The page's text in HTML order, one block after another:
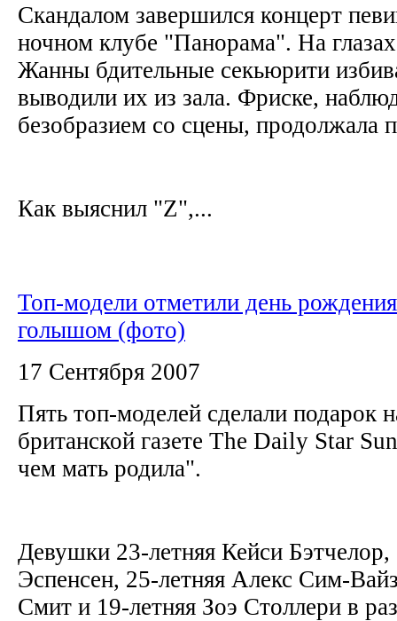
Скандалом завершился концерт
ночном клубе "Панорама". На
Жанны бдительные секьюрити
выводили их из зала. Фриске,
безобразием со сцены, продолжала
Как выяснил "Z",...
Топ-модели отметили день
голышом (фото)
17 Сентября 2007
Пять топ-моделей сделали подарок
британской газете The Daily Star
чем мать родила".
Девушки 23-летняя Кейси
Эспенсен, 25-летняя Алекс Сим-
Смит и 19-летняя Зоэ Столлери в